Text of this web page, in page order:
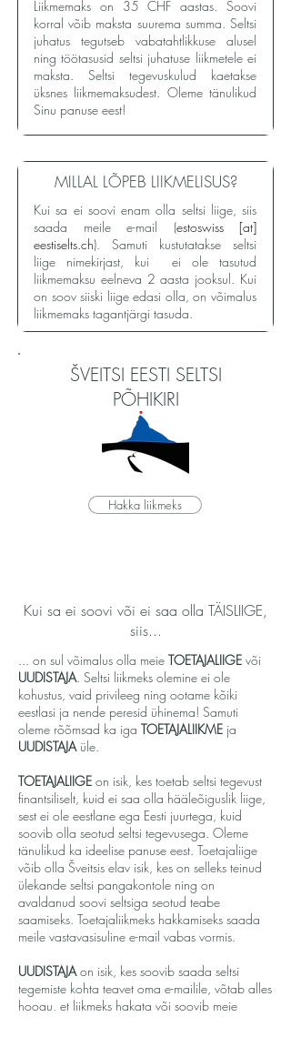
Liikmemaks on 35 CHF aastas. Soovi
korral võib maksta suurema summa. Seltsi
juhatus tegutseb vabatahtlikkuse alusel
ning töötasusid seltsi juhatuse liikmetele ei
maksta. Seltsi tegevuskulud kaetakse
üksnes liikmemaksudest. Oleme tänulikud
Sinu panuse eest!
Kui sa ei soovi enam olla seltsi liige, siis
saada meile e-mail (estoswiss [at]
eestiselts.ch). Samuti kustutatakse seltsi
liige nimekirjast, kui ei ole tasutud
liikmemaksu eelneva 2 aasta jooksul. Kui
on soov siiski liige edasi olla, on võimalus
liikmemaks tagantjärgi tasuda.
MILLAL LÕPEB LIIKMELISUS?
ŠVEITSI EESTI SELTSI
PÕHIKIRI
Hakka liikmeks
Kui sa ei soovi või ei saa olla TÄISLIIGE,
siis...
... on sul võimalus olla meie TOETAJALIIGE või
UUDISTAJA. Seltsi liikmeks olemine ei ole
kohustus, vaid privileeg ning ootame kõiki
eestlasi ja nende peresid ühinema! Samuti
oleme rõõmsad ka iga TOETAJALIIKME ja
UUDISTAJAüle.
TOETAJALIIGE on isik, kes toetab seltsi tegevust
finantsiliselt, kuid ei saa olla hääleõiguslik liige,
sest ei ole eestlane ega Eesti juurtega, kuid
soovib olla seotud seltsi tegevusega. Oleme
tänulikud ka ideelise panuse eest. Toetajaliige
võib olla Šveitsis elav isik, kes on selleks teinud
ülekande seltsi pangakontole ning on
avaldanud soovi seltsiga seotud teabe
saamiseks. Toetajaliikmeks hakkamiseks saada
meile vastavasisuline e-mail vabas vormis.
UUDISTAJAon isik, kes soovib saada seltsi
tegemiste kohta teavet oma e-mailile, võtab alles
hoogu, et liikmeks hakata või soovib meie